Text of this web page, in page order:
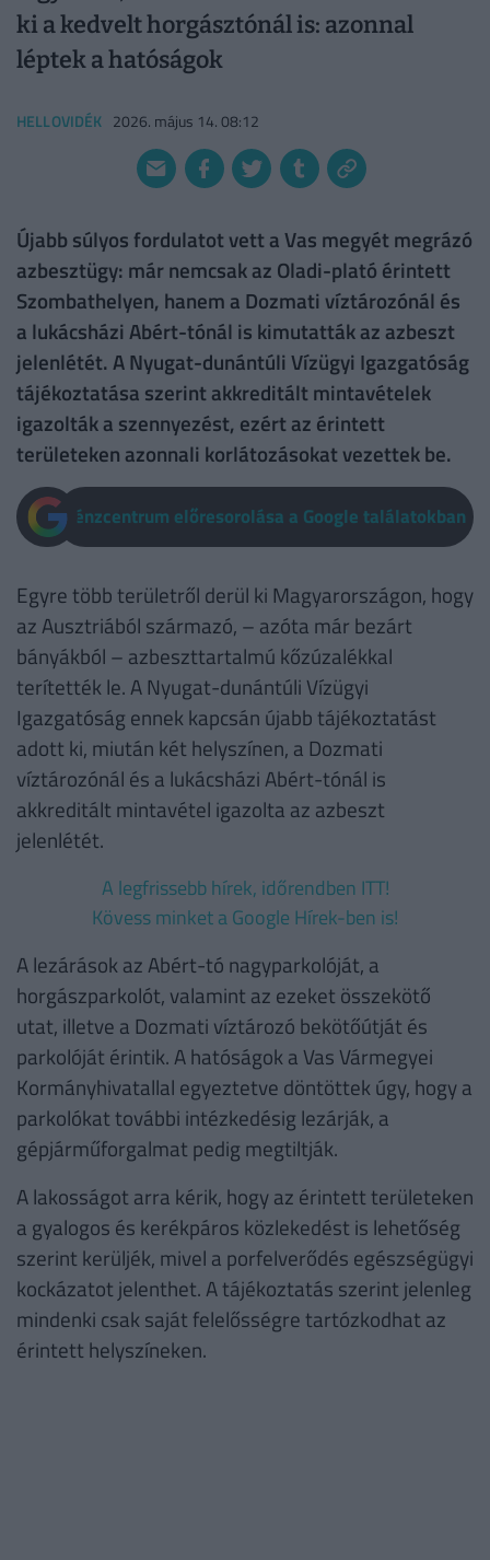
ki a kedvelt horgásztónál is: azonnal
léptek a hatóságok
HELLOVIDÉK 2026. május 14. 08:12
Újabb súlyos fordulatot vett a Vas megyét megrázó
azbesztügy: már nemcsak az Oladi-plató érintett
Szombathelyen, hanem a Dozmati víztározónál és
a lukácsházi Abért-tónál is kimutatták az azbeszt
jelenlétét. A Nyugat-dunántúli Vízügyi Igazgatóság
tájékoztatása szerint akkreditált mintavételek
igazolták a szennyezést, ezért az érintett
területeken azonnali korlátozásokat vezettek be.
Pénzcentrum előresorolása a Google találatokban
Egyre több területről derül ki Magyarországon, hogy
az Ausztriából származó, – azóta már bezárt
bányákból – azbeszttartalmú kőzúzalékkal
terítették le. A Nyugat-dunántúli Vízügyi
Igazgatóság ennek kapcsán újabb tájékoztatást
adott ki, miután két helyszínen, a Dozmati
víztározónál és a lukácsházi Abért-tónál is
akkreditált mintavétel igazolta az azbeszt
jelenlétét.
A legfrissebb hírek, időrendben ITT!
Kövess minket a Google Hírek-ben is!
A lezárások az Abért-tó nagyparkolóját, a
horgászparkolót, valamint az ezeket összekötő
utat, illetve a Dozmati víztározó bekötőútját és
parkolóját érintik. A hatóságok a Vas Vármegyei
Kormányhivatallal egyeztetve döntöttek úgy, hogy a
parkolókat további intézkedésig lezárják, a
gépjárműforgalmat pedig megtiltják.
A lakosságot arra kérik, hogy az érintett területeken
a gyalogos és kerékpáros közlekedést is lehetőség
szerint kerüljék, mivel a porfelverődés egészségügyi
kockázatot jelenthet. A tájékoztatás szerint jelenleg
mindenki csak saját felelősségre tartózkodhat az
érintett helyszíneken.